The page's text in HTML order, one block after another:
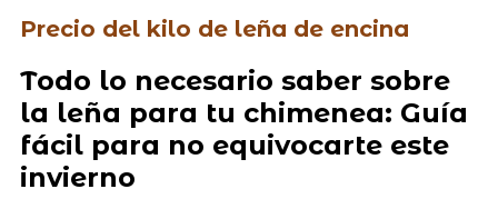
Precio del kilo de leña de encina
Todo lo necesario saber sobre
la leña para tu chimenea: Guía
fácil para no equivocarte este
invierno